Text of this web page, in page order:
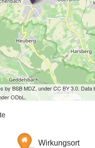
by BSB MDZ, under CC BY 3.0. Data
ODbL.
Wirkungsort